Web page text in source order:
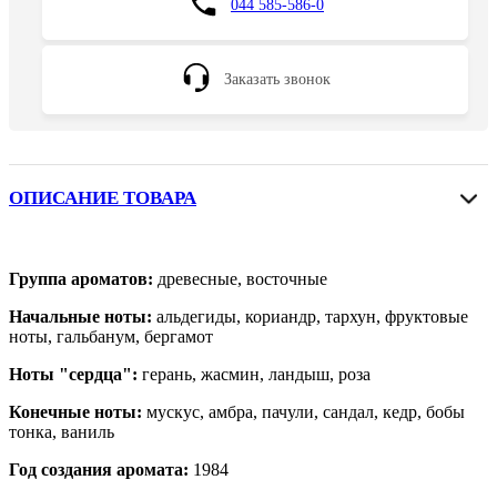
044 585-586-0
Заказать звонок
ОПИСАНИЕ ТОВАРА
Группа ароматов: древесные, восточные
Начальные ноты: альдегиды, кориандр, тархун, фруктовые
ноты, гальбанум, бергамот
Ноты "сердца": герань, жасмин, ландыш, роза
Конечные ноты: мускус, амбра, пачули, сандал, кедр, бобы
тонка, ваниль
Год создания аромата: 1984